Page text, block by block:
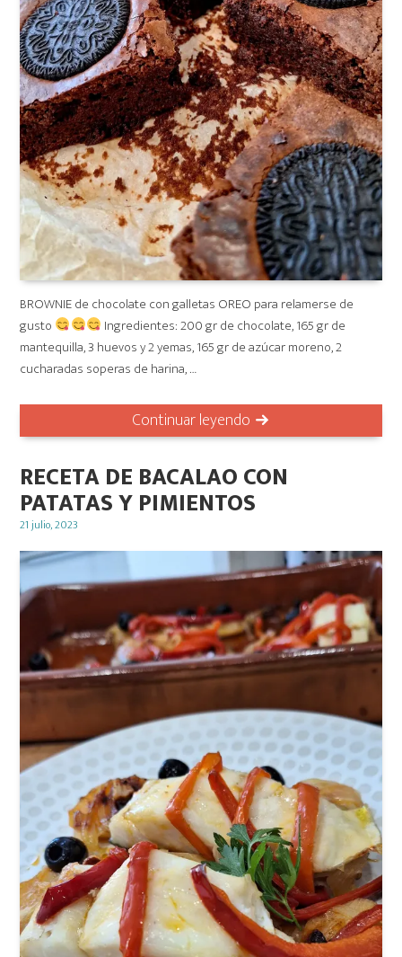
BROWNIE de chocolate con galletas OREO para relamerse de
gusto
Ingredientes: 200 gr de chocolate, 165 gr de
mantequilla, 3 huevos y 2 yemas, 165 gr de azúcar moreno, 2
cucharadas soperas de harina, …
Continuar leyendo
RECETA DE BACALAO CON
PATATAS Y PIMIENTOS
Posted
21 julio, 2023